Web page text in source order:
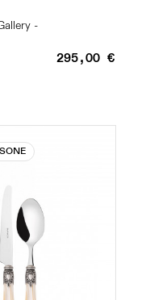
-
295,00 €